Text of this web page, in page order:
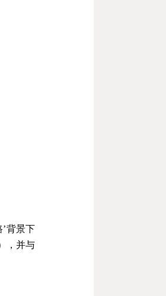
’背景下
，并与